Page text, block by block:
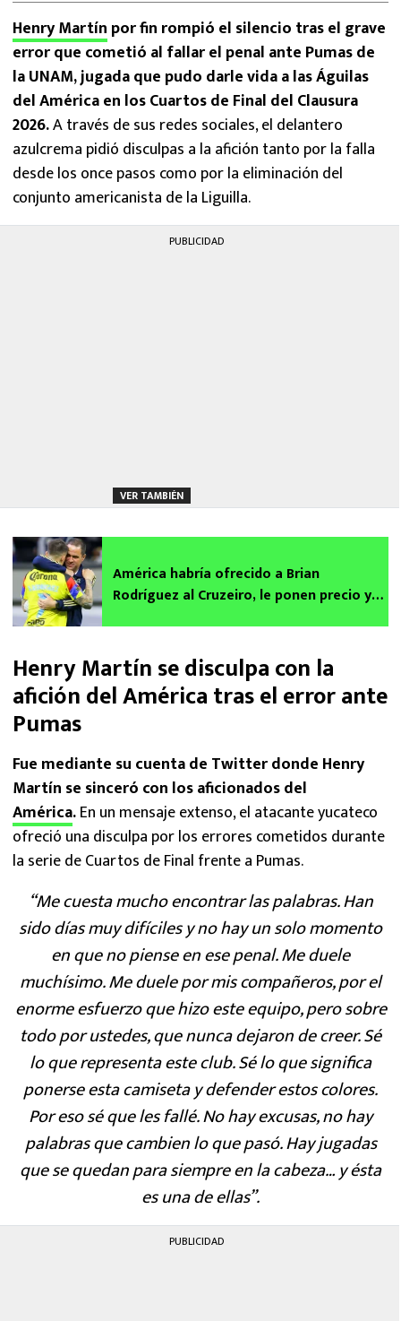
Henry Martín por fin rompió el silencio tras el grave
error que cometió al fallar el penal ante Pumas de
la UNAM, jugada que pudo darle vida a las Águilas
del América en los Cuartos de Final del Clausura
2026.A través de sus redes sociales, el delantero
azulcrema pidió disculpas a la afición tanto por la falla
desde los once pasos como por la eliminación del
conjunto americanista de la Liguilla.
PUBLICIDAD
VER TAMBIÉN
América habría ofrecido a Brian
Rodríguez al Cruzeiro, le ponen precio y
Henry Martín se disculpa con la
afición del América tras el error ante
Pumas
Fue mediante su cuenta de Twitter donde Henry
Martín se sinceró con los aficionados del
América.En un mensaje extenso, el atacante yucateco
ofreció una disculpa por los errores cometidos durante
la serie de Cuartos de Final frente a Pumas.
“Me cuesta mucho encontrar las palabras. Han
sido días muy difíciles y no hay un solo momento
en que no piense en ese penal. Me duele
muchísimo. Me duele por mis compañeros, por el
enorme esfuerzo que hizo este equipo, pero sobre
todo por ustedes, que nunca dejaron de creer. Sé
lo que representa este club. Sé lo que significa
ponerse esta camiseta y defender estos colores.
Por eso sé que les fallé. No hay excusas, no hay
palabras que cambien lo que pasó. Hay jugadas
que se quedan para siempre en la cabeza… y ésta
es una de ellas”.
PUBLICIDAD